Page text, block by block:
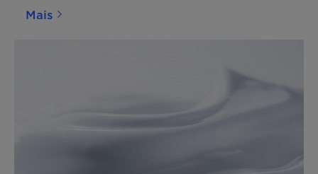
Mais